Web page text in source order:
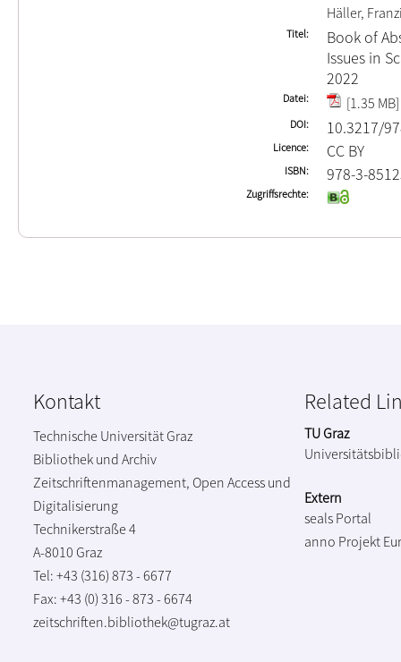
Häller,
Titel
Book of
Issues in
2022
Datei [1.35 MB]
DOI 10.3217/
Licence CC BY
ISBN 978-3-
Zugriffsrechte
Kontakt
Technische Universität Graz
Bibliothek und Archiv
Zeitschriftenmanagement, Open Access und
Digitalisierung
Technikerstraße 4
A-8010 Graz
Tel: +43 (316) 873 - 6677
Fax: +43 (0) 316 - 873 - 6674
zeitschriften.bibliothek@tugraz.at
Related
TU Graz
Extern
seals Portal
anno Projekt